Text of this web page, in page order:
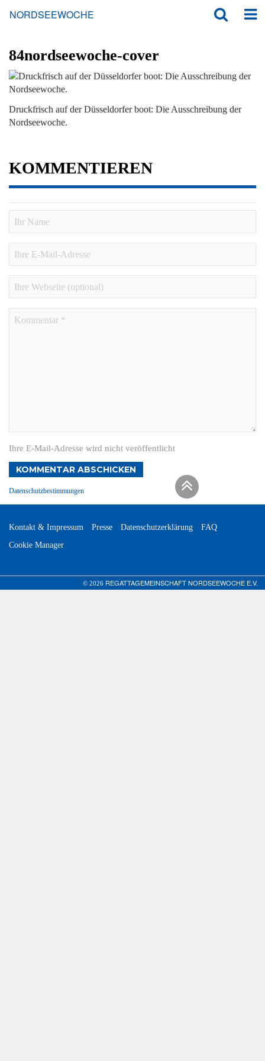
NORDSEEWOCHE
84nordseewoche-cover
Druckfrisch auf der Düsseldorfer boot: Die Ausschreibung der
Nordseewoche.
KOMMENTIEREN
Ihre E-Mail-Adresse wird nicht veröffentlicht
KOMMENTAR ABSCHICKEN
Datenschutzbestimmungen
Kontakt & Impressum Presse Datenschutzerklärung
FAQ
Cookie Manager
© 2026 REGATTAGEMEINSCHAFT NORDSEEWOCHE E.V.